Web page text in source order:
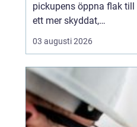
pickupens öppna flak till
ett mer skyddat,
praktiskt och ibland
också mer bränslesnålt
är skillnaden tydlig
redan efter första
veckan: mindre stök,
torrar...
03 augusti 2026